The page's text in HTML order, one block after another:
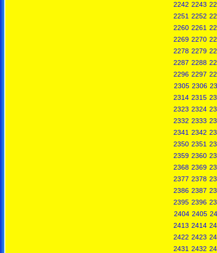
2242 2243
2251 2252
2260 2261
2269 2270
2278 2279
2287 2288
2296 2297
2305 2306
2314 2315
2323 2324
2332 2333
2341 2342
2350 2351
2359 2360
2368 2369
2377 2378
2386 2387
2395 2396
2404 2405
2413 2414
2422 2423
2431 2432